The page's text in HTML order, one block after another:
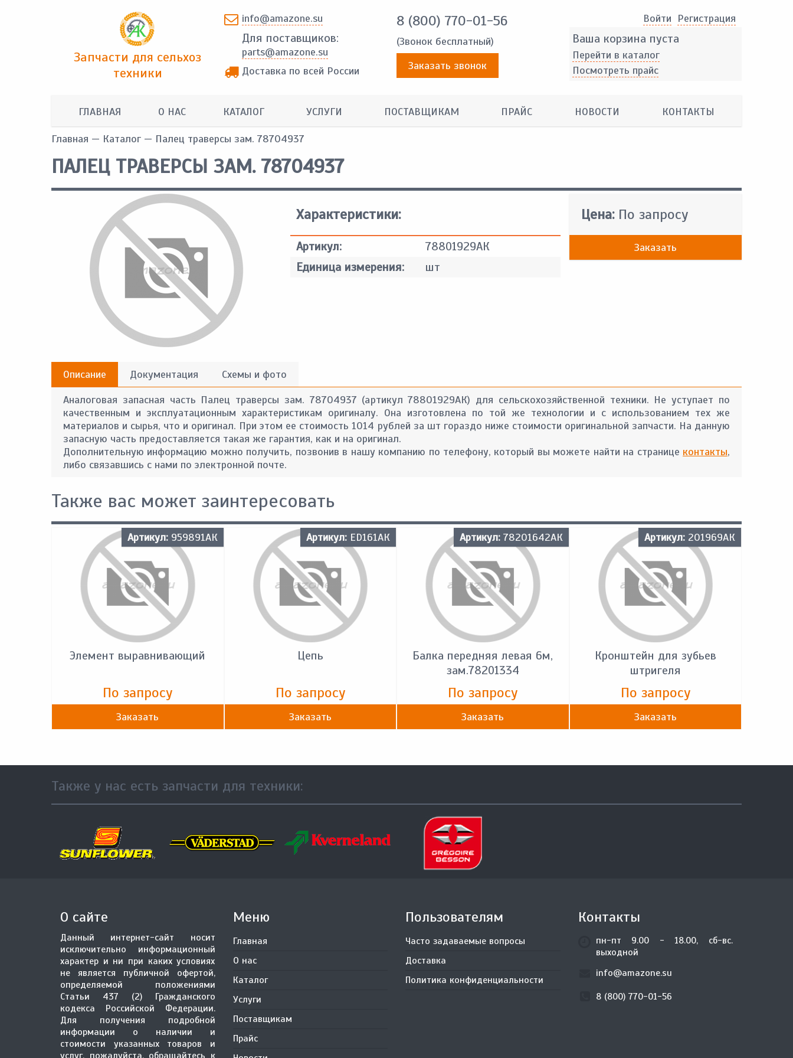
Запчасти для сельхоз
техники
info@amazone.su
Для поставщиков:
parts@amazone.su
Доставка по всей России
8 (800) 770-01-56
(Звонок бесплатный)
Заказать звонок
Войти Pегистрация
Ваша корзина пуста
Перейти в каталог
Посмотреть прайс
ГЛАВНАЯ О НАС КАТАЛОГ УСЛУГИ ПОСТАВЩИКАМ ПРАЙС НОВОСТИ КОНТАКТЫ
Главная — Каталог — Палец траверсы зам. 78704937
ПАЛЕЦ ТРАВЕРСЫ ЗАМ. 78704937
Характеристики:
Артикул:
78801929АК
Единица измерения:
шт
Цена: По запросу
Заказать
Описание Документация
Схемы и фото
Аналоговая запасная часть Палец траверсы зам. 78704937 (артикул 78801929АК) для сельскохозяйственной техники. Не уступает по
качественным и эксплуатационным характеристикам оригиналу. Она изготовлена по той же технологии и с использованием тех же
материалов и сырья, что и оригинал. При этом ее стоимость 1014 рублей за шт гораздо ниже стоимости оригинальной запчасти. На данную
запасную часть предоставляется такая же гарантия, как и на оригинал.
Дополнительную информацию можно получить, позвонив в нашу компанию по телефону, который вы можете найти на странице контакты,
либо связавшись с нами по электронной почте.
Также вас может заинтересовать
Артикул: 959891АК
Элемент выравнивающий
По запросу
Заказать
Артикул: ED161АК
Цепь
По запросу
Заказать
Артикул: 78201642АК
Балка передняя левая 6м,
зам.78201334
По запросу
Заказать
Артикул: 201969АК
Кронштейн для зубьев
штригеля
По запросу
Заказать
Также у нас есть запчасти для техники:
О сайте
Данный интернет-сайт носит
исключительно информационный
характер и ни при каких условиях
не является публичной офертой,
определяемой положениями
Статьи 437 (2) Гражданского
кодекса Российской Федерации.
Для получения подробной
информации о наличии и
стоимости указанных товаров и
услуг, пожалуйста, обращайтесь к
Меню
Главная
О нас
Каталог
Услуги
Поставщикам
Прайс
Пользователям
Часто задаваемые вопросы
Доставка
Политика конфиденциальности
Контакты
пн-пт 9.00 - 18.00, сб-вс.
выходной
info@amazone.su
8 (800) 770-01-56